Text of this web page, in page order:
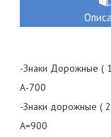
-Знаки Дорожные (
А-700
-Знаки дорожные (
А=900